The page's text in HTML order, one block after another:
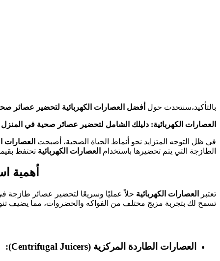
بالتأكيد،سنتحدث حول أفضل العصارات الكهربائية لتحضير عصائر
العصارات الكهربائية: دليلك الشامل لتحضير عصائر صحية في المنزل
في ظل التوجه المتزايد نحو أنماط الحياة الصحية، أصبحت العصارات
الطازجة التي يتم تحضيرها باستخدام العصارات الكهربائية تحتفظ
أهمية
تعتبر العصارات الكهربائية حلاً عمليًا وسريعًا لتحضير عصائر طازجة في
تسمح لك بتجربة مزيج مختلف من الفواكه والخضروات، مما يضيف
العصارات الطاردة المركزية (Centrifugal Juicers):